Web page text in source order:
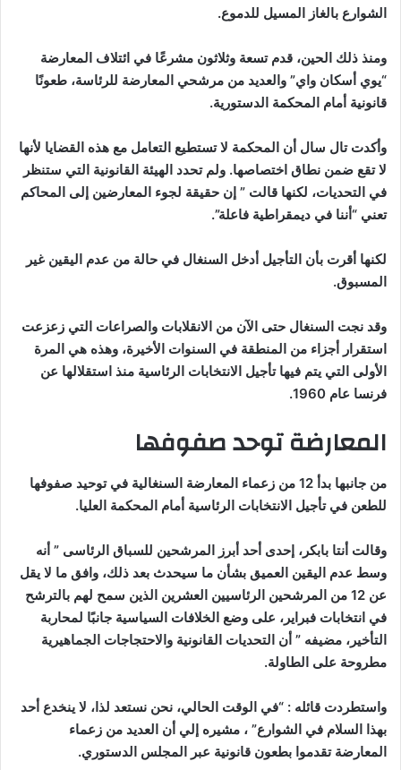
الشوارع بالغاز المسيل للدموع.
ومنذ ذلك الحين، قدم تسعة وثلاثون مشرعًا في ائتلاف المعارضة
“يوي أسكان واي” والعديد من مرشحي المعارضة للرئاسة، طعونًا
قانونية أمام المحكمة الدستورية.
وأكدت تال سال أن المحكمة لا تستطيع التعامل مع هذه القضايا لأنها
لا تقع ضمن نطاق اختصاصها. ولم تحدد الهيئة القانونية التي ستنظر
في التحديات، لكنها قالت ” إن حقيقة لجوء المعارضين إلى المحاكم
تعني “أننا في ديمقراطية فاعلة”.
لكنها أقرت بأن التأجيل أدخل السنغال في حالة من عدم اليقين غير
المسبوق.
وقد نجت السنغال حتى الآن من الانقلابات والصراعات التي زعزعت
استقرار أجزاء من المنطقة في السنوات الأخيرة، وهذه هي المرة
الأولى التي يتم فيها تأجيل الانتخابات الرئاسية منذ استقلالها عن
فرنسا عام 1960.
المعارضة توحد صفوفها
من جانبها بدأ 12 من زعماء المعارضة السنغالية في توحيد صفوفها
للطعن في تأجيل الانتخابات الرئاسية أمام المحكمة العليا.
وقالت أنتا بابكر، إحدى أحد أبرز المرشحين للسباق الرئاسى ” أنه
وسط عدم اليقين العميق بشأن ما سيحدث بعد ذلك، وافق ما لا يقل
عن 12 من المرشحين الرئاسيين العشرين الذين سمح لهم بالترشح
في انتخابات فبراير، على وضع الخلافات السياسية جانبًا لمحاربة
التأخير، مضيفه ” أن التحديات القانونية والاحتجاجات الجماهيرية
مطروحة على الطاولة.
واستطردت قائله : “في الوقت الحالي، نحن نستعد لذا، لا ينخدع أحد
بهذا السلام في الشوارع” ، مشيره إلي أن العديد من زعماء
المعارضة تقدموا بطعون قانونية عبر المجلس الدستوري.